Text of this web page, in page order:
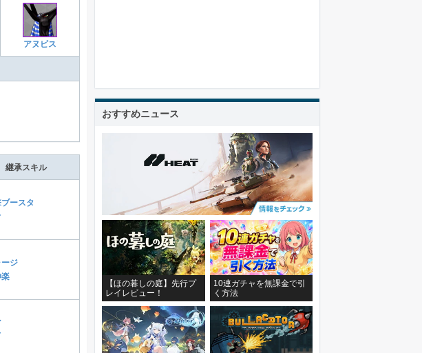
アヌビス
継承スキル
ースタ
ージ
楽
おすすめニュース
【ほの暮しの庭】先行プ
レイレビュー！
10連ガチャを無課金で引
く方法